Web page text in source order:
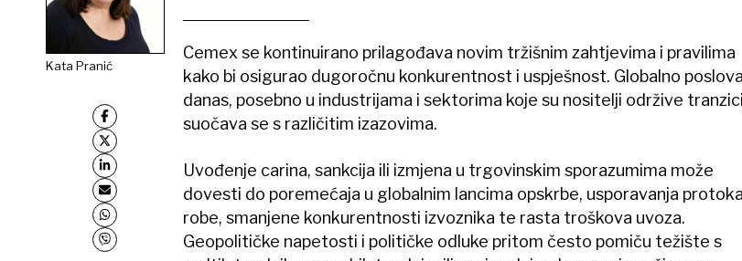
Kata Pranić
Cemex se kontinuirano prilagođava novim tržišnim zahtjevima i pravilima
kako bi osigurao dugoročnu konkurentnost i uspješnost. Globalno
danas, posebno u industrijama i sektorima koje su nositelji održive
suočava se s različitim izazovima.
Uvođenje carina, sankcija ili izmjena u trgovinskim sporazumima može
dovesti do poremećaja u globalnim lancima opskrbe, usporavanja protoka
robe, smanjene konkurentnosti izvoznika te rasta troškova uvoza.
Geopolitičke napetosti i političke odluke pritom često pomiču težište s